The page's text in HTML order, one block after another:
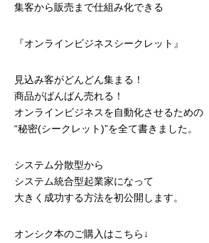
集客から販売まで仕組み化できる
『オンラインビジネスシークレット』
見込み客がどんどん集まる！
商品がばんばん売れる！
オンラインビジネスを自動化させるための
“秘密(シークレット)”を全て書きました。
システム分散型から
システム統合型起業家になって
大きく成功する方法を初公開します。
オンシク本のご購入はこちら↓